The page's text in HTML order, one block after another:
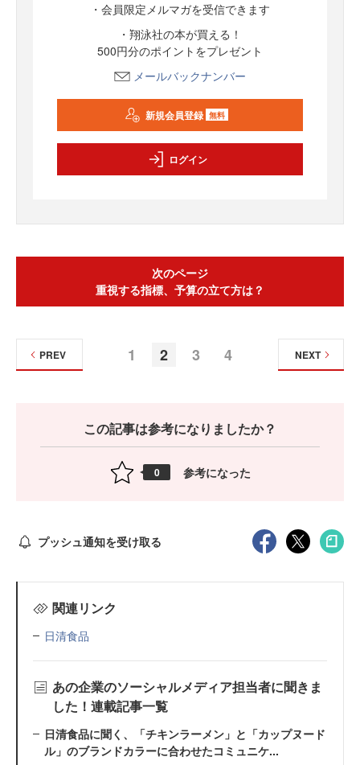
・会員限定メルマガを受信できます
・翔泳社の本が買える！
500円分のポイントをプレゼント
メールバックナンバー
新規会員登録 無料
ログイン
次のページ
重視する指標、予算の立て方は？
1 2 3 4
PREV NEXT
この記事は参考になりましたか？
0 参考になった
プッシュ通知を受け取る
関連リンク
日清食品
あの企業のソーシャルメディア担当者に聞きま
した！連載記事一覧
日清食品に聞く、「チキンラーメン」と「カップヌード
ル」のブランドカラーに合わせたコミュニケ...